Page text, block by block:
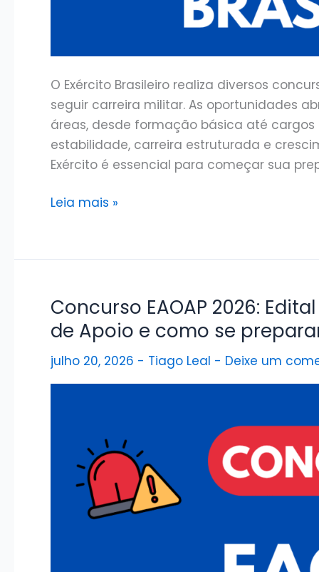
O Exército Brasileiro realiza diversos
seguir carreira militar. As oportunidades
áreas, desde formação básica até
estabilidade, carreira estruturada e
Exército é essencial para começar sua
Concursos
Brasileiro
Editais,
vagas,
salários
e
como
Leia mais »
Concurso EAOAP 2026:
de Apoio e como se
julho 20, 2026 - Tiago Leal - Deixe um